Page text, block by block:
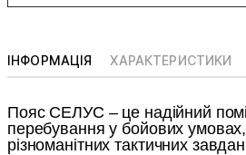
ІНФОРМАЦІЯ ХАРАКТЕРИСТИКИ
Пояс СЕЛУС – це надійний
перебування у бойових
різноманітних тактичних